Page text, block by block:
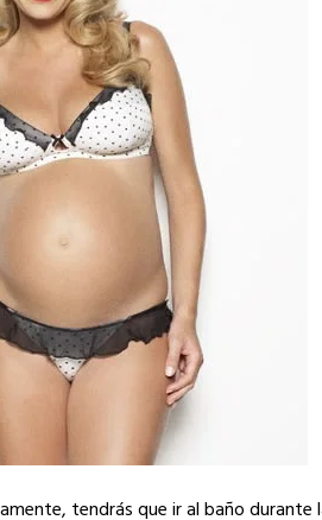
tendrás que ir al baño durante